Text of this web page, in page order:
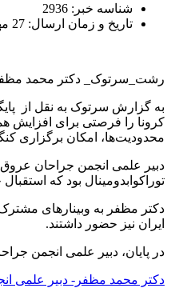
شناسه خبر: 2936
تاریخ و زمان ارسال: 27 مهر 1402 ساعت 8:51
رشت_سرتوک_ دکتر محمد
به گزارش سرتوک به نقل از
کرونا را فرصتی برای افزایش
محدودیت‌ها، امکان برگزاری
دبیر علمی انجمن جراحان عروق
توراکوابدومینال بود که
دکتر مظفر به وبینارهای
ایران نیز حضور داشتند.
در پایان، دبیر علمی انجمن
دکتر محمد مظفر- دبیر علمی